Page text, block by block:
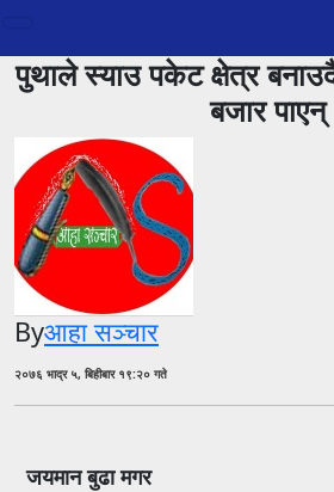
पुथाले स्याउ पकेट क्षेत्र
बजार पाएन्
Byआहा सञ्चार
२०७६ भाद्र ५, बिहीबार १९:२० गते
जयमान बुढा मगर